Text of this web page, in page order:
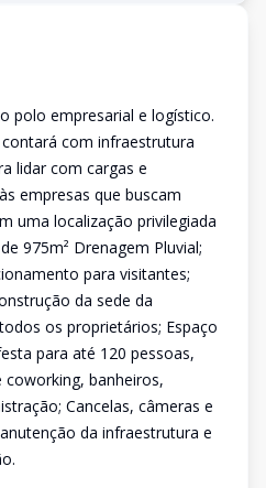
polo empresarial e logístico.
com infraestrutura
lidar com cargas e
empresas que buscam
uma localização privilegiada
975m² Drenagem Pluvial;
para visitantes;
da sede da
os proprietários; Espaço
para até 120 pessoas,
coworking, banheiros,
Cancelas, câmeras e
da infraestrutura e